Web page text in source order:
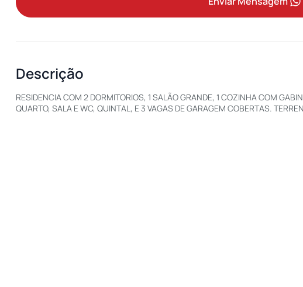
Descrição
RESIDENCIA COM 2 DORMITORIOS, 1 SALÃO GRANDE, 1 COZINHA COM
QUARTO, SALA E WC, QUINTAL, E 3 VAGAS DE GARAGEM COBERTAS.